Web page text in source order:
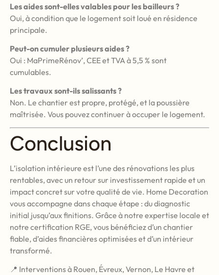
Les aides sont-elles valables pour les bailleurs ?
Oui, à condition que le logement soit loué en résidence
principale.
Peut-on cumuler plusieurs aides ?
Oui : MaPrimeRénov’, CEE et TVA à 5,5 % sont
cumulables.
Les travaux sont-ils salissants ?
Non. Le chantier est propre, protégé, et la poussière
maîtrisée. Vous pouvez continuer à occuper le logement.
Conclusion
L’isolation intérieure est l’une des rénovations les plus
rentables, avec un retour sur investissement rapide et un
impact concret sur votre qualité de vie. Home Decoration
vous accompagne dans chaque étape : du diagnostic
initial jusqu’aux finitions. Grâce à notre expertise locale et
notre certification RGE, vous bénéficiez d’un chantier
fiable, d’aides financières optimisées et d’un intérieur
transformé.
📍 Interventions à Rouen, Évreux, Vernon, Le Havre et